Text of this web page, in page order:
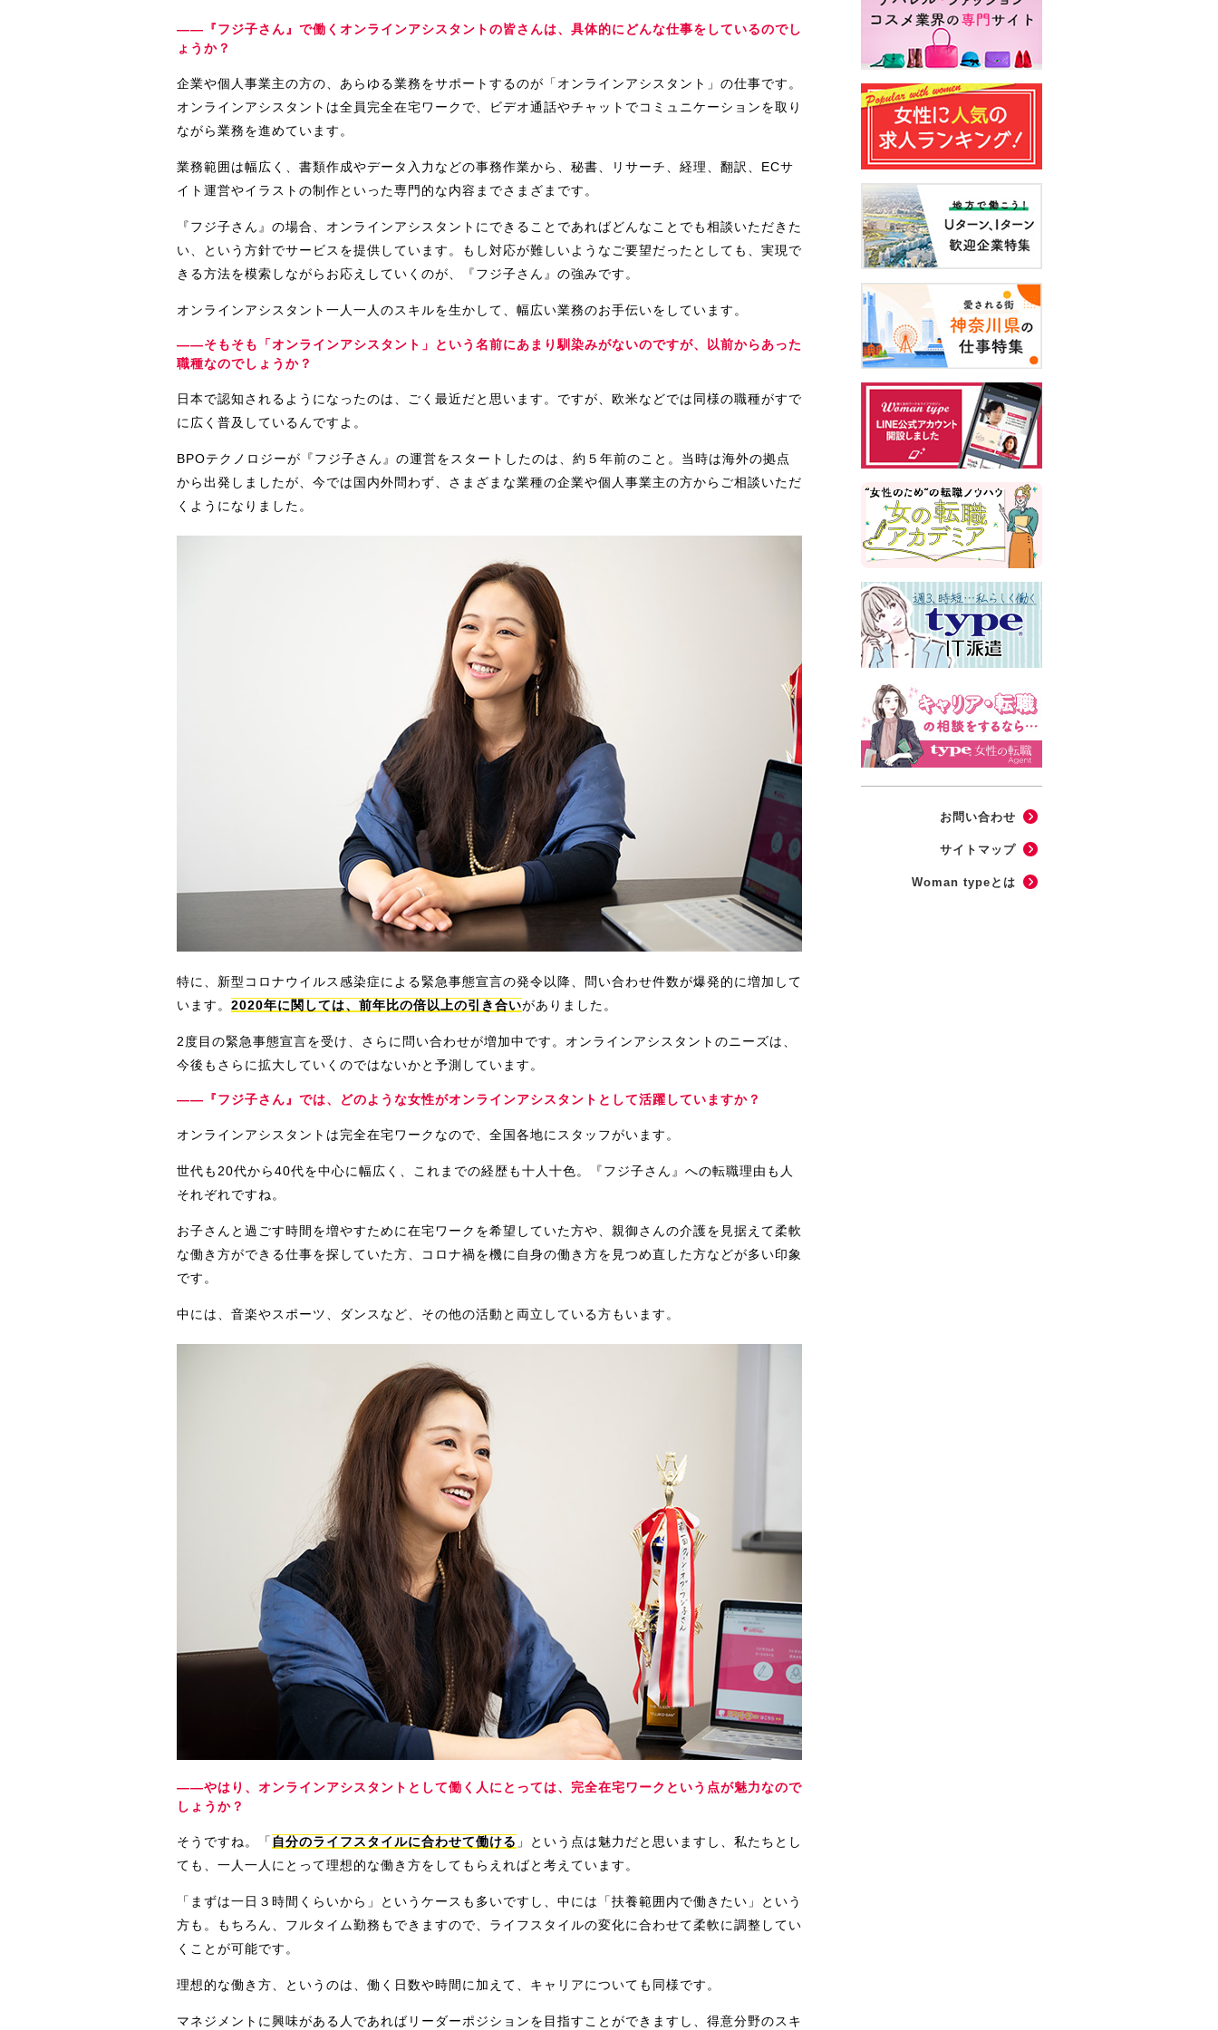
――『フジ子さん』で働くオンラインアシスタントの皆さんは、具体的にどんな仕事をしているのでし
ょうか？
企業や個人事業主の方の、あらゆる業務をサポートするのが「オンラインアシスタント」の仕事です。
オンラインアシスタントは全員完全在宅ワークで、ビデオ通話やチャットでコミュニケーションを取り
ながら業務を進めています。
業務範囲は幅広く、書類作成やデータ入力などの事務作業から、秘書、リサーチ、経理、翻訳、ECサ
イト運営やイラストの制作といった専門的な内容までさまざまです。
『フジ子さん』の場合、オンラインアシスタントにできることであればどんなことでも相談いただきた
い、という方針でサービスを提供しています。もし対応が難しいようなご要望だったとしても、実現で
きる方法を模索しながらお応えしていくのが、『フジ子さん』の強みです。
オンラインアシスタント一人一人のスキルを生かして、幅広い業務のお手伝いをしています。
――そもそも「オンラインアシスタント」という名前にあまり馴染みがないのですが、以前からあった
職種なのでしょうか？
日本で認知されるようになったのは、ごく最近だと思います。ですが、欧米などでは同様の職種がすで
に広く普及しているんですよ。
BPOテクノロジーが『フジ子さん』の運営をスタートしたのは、約５年前のこと。当時は海外の拠点
から出発しましたが、今では国内外問わず、さまざまな業種の企業や個人事業主の方からご相談いただ
くようになりました。
特に、新型コロナウイルス感染症による緊急事態宣言の発令以降、問い合わせ件数が爆発的に増加して
います。 2020年に関しては、前年比の倍以上の引き合いがありました。
2度目の緊急事態宣言を受け、さらに問い合わせが増加中です。オンラインアシスタントのニーズは、
今後もさらに拡大していくのではないかと予測しています。
――『フジ子さん』では、どのような女性がオンラインアシスタントとして活躍していますか？
オンラインアシスタントは完全在宅ワークなので、全国各地にスタッフがいます。
世代も20代から40代を中心に幅広く、これまでの経歴も十人十色。『フジ子さん』への転職理由も人
それぞれですね。
お子さんと過ごす時間を増やすために在宅ワークを希望していた方や、親御さんの介護を見据えて柔軟
な働き方ができる仕事を探していた方、コロナ禍を機に自身の働き方を見つめ直した方などが多い印象
です。
中には、音楽やスポーツ、ダンスなど、その他の活動と両立している方もいます。
――やはり、オンラインアシスタントとして働く人にとっては、完全在宅ワークという点が魅力なので
しょうか？
そうですね。「 自分のライフスタイルに合わせて働ける 」という点は魅力だと思いますし、私たちとし
ても、一人一人にとって理想的な働き方をしてもらえればと考えています。
「まずは一日３時間くらいから」というケースも多いですし、中には「扶養範囲内で働きたい」という
方も。もちろん、フルタイム勤務もできますので、ライフスタイルの変化に合わせて柔軟に調整してい
くことが可能です。
理想的な働き方、というのは、働く日数や時間に加えて、キャリアについても同様です。
マネジメントに興味がある人であればリーダーポジションを目指すことができますし、得意分野のスキ
#エンジニア
#声優
#スキルアップ
#手に職をつける
#アーティスト
#イベント
#面接
#起業
#健康
#年収・給与
#休み方
#出産
#試写会
#転職経験者
#自己分析
#営業
#転職ニュース
#未経験
#結婚
#芸人
#リスキリング
#アスリート
#子育て
#30代の転職
#チームビルディング
#お金
#リモートワーク
#パラレルキャリア
#生産性アップ
#恋愛
#不妊治療
#人事
#アナウンサー
#やまざきひとみ
#AI
#スタートアップ
#事務
#地方移住
#40代の転職
#書類選考
#政治
#インサイドセールス
#占い
#副業
#フリーランス
#サイン本
#横浜市交通局
#資格
#英語
#タスク管理
#国際女性デー
#メルカリ
#読書
#源氏物語
#販売
#落語家
#熱中症
#中野円佳
#生理
お問い合わせ
サイトマップ
Woman typeとは